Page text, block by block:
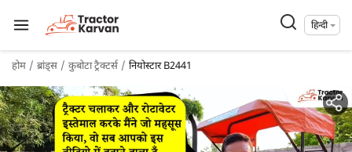
हिन्दी
होम ब्रांड्स कुबोटा ट्रैक्टर्स नियोस्टार B2441